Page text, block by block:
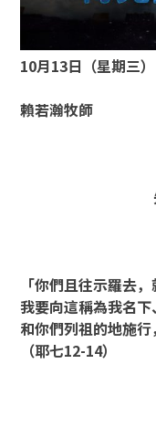
10月13日（星期三）
賴若瀚牧師
「你們且往示羅去
我要向這稱為我名
和你們列祖的地施
（耶七12-14）